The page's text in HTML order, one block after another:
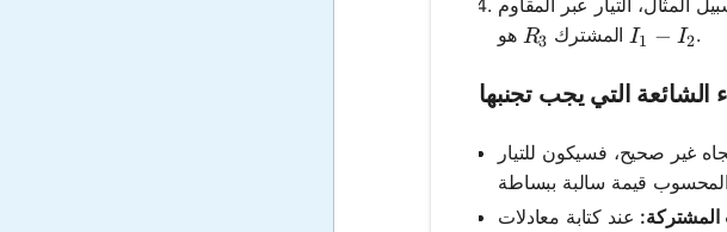
التيار عبر المقاوم
المشتركR_3
R3 I_1 - I_2
I1 − I2.
الشائعة التي يجب تجنبها
غير صحيح، فسيكون للتيار
المشتركة: عند كتابة معادلات KVL، ضع في الاعتبار المكونات المشتركة بين الحلقات، لأنها تؤثر على معادلات